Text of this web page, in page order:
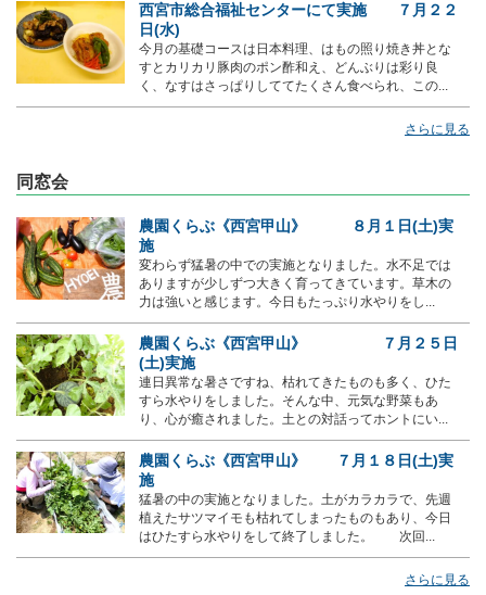
西宮市総合福祉センターにて実施 ７月２２
日(水)
今月の基礎コースは日本料理、はもの照り焼き丼とな
すとカリカリ豚肉のポン酢和え、どんぶりは彩り良
く、なすはさっぱりしててたくさん食べられ、この...
さらに見る
同窓会
農園くらぶ《西宮甲山》 ８月１日(土)実
施
変わらず猛暑の中での実施となりました。水不足では
ありますが少しずつ大きく育ってきています。草木の
力は強いと感じます。今日もたっぷり水やりをし...
農園くらぶ《西宮甲山》 ７月２５日
(土)実施
連日異常な暑さですね、枯れてきたものも多く、ひた
すら水やりをしました。そんな中、元気な野菜もあ
り、心が癒されました。土との対話ってホントにい...
農園くらぶ《西宮甲山》 ７月１８日(土)実
施
猛暑の中の実施となりました。土がカラカラで、先週
植えたサツマイモも枯れてしまったものもあり、今日
はひたすら水やりをして終了しました。 次回...
さらに見る